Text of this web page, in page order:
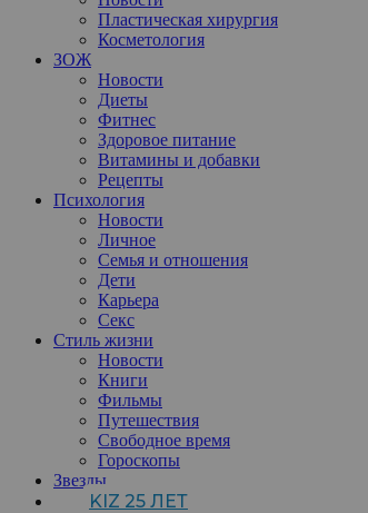
Пластическая хирургия
Косметология
ЗОЖ
Новости
Диеты
Фитнес
Здоровое питание
Витамины и добавки
Рецепты
Психология
Новости
Личное
Семья и отношения
Дети
Карьера
Секс
Стиль жизни
Новости
Книги
Фильмы
Путешествия
Свободное время
Гороскопы
Звезды
KIZ 25 ЛЕТ